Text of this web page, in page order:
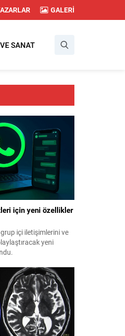
GALERİ
SANAT
için yeni özellikler
grup içi iletişimlerini ve
yeni